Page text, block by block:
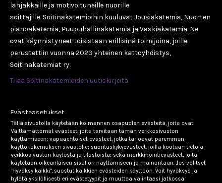
lahjakkaille ja motivoituneille nuorille
soittajille. Soitinakatemioihin kuuluvat Jousiakatemia, Nuorten
pianoakatemia, Puupuhallinakatemia ja Vaskiakatemia. Ne
ovat käynnistyneet toisistaan erillisinä toimijoina, joille
perustettiin vuonna 2023 yhteinen kattoyhdistys,
Soitinakatemiat ry.
Tilaa Soitinakatemioiden uutiskirjeitä
Tools
Evästeasetukset
Tällä sivustolla käytetään kolmannen osapuolen evästeitä, joita ovat:
Välttämättömät evästeet, joita tarvitaan tämän verkkosivuston
käyttämiseen; vapaaehtoiset evästeet, jotka tarjoavat paremman
käyttökokemuksen sivustolle; suorituskykyevästeet, joilla kootaan tietoja
verkkosivuston käytöstä ja tilastoista; sekä markkinointievästeet, joita
käytetään oikeanlaisen sisällön näyttämiseen ja mainontaan. Jos valitset
"Hyväksy kaikki", suostut kaikkien evästeiden käyttöön. Voit hyväksyä ja
hylätä yksilöllisesti eri evästetyypit ja muuttaa valintaasi jatkossa
Tutustu Soitinakatemioihin
Jousiakatemia
Nuorten pianoakatemia